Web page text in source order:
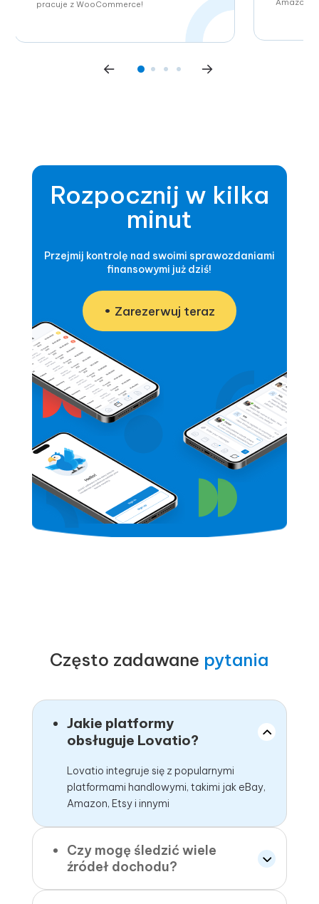
pracuje z WooCommerce!
Amazon!
Rozpocznij w kilka
minut
Przejmij kontrolę nad swoimi sprawozdaniami
finansowymi już dziś!
Zarezerwuj teraz
Często zadawane pytania
Jakie platformy
obsługuje Lovatio?
Lovatio integruje się z popularnymi
platformami handlowymi, takimi jak eBay,
Amazon, Etsy i innymi
Czy mogę śledzić wiele
źródeł dochodu?